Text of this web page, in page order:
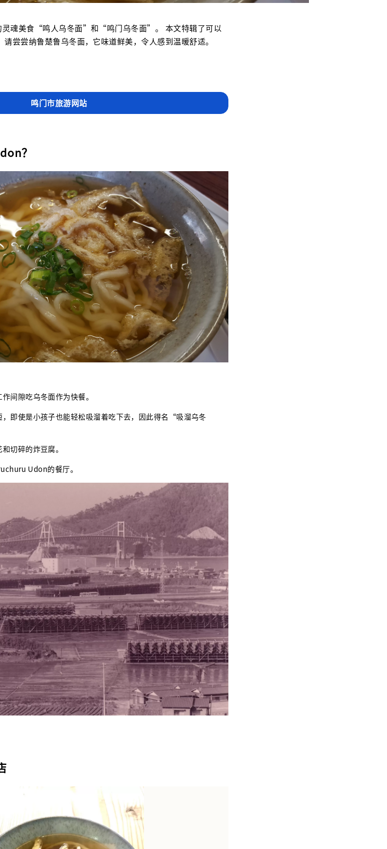
灵魂美食“鸣人乌冬面”和“鸣门乌冬面”。 本文特辑了可以
尝尝纳鲁楚鲁乌冬面，它味道鲜美，令人感到温暖舒适。
鸣门市旅游网站
？
间隙吃乌冬面作为快餐。
即使是小孩子也能轻松吸溜着吃下去，因此得名“吸溜乌冬
切碎的炸豆腐。
Udon的餐厅。